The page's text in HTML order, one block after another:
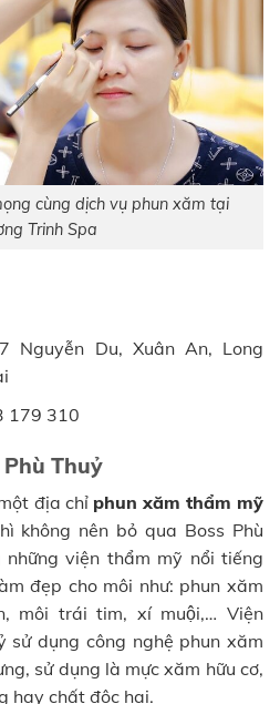
cùng dịch vụ phun xăm tại
Trinh Spa
Nguyễn Du, Xuân An, Long
179 310
Thuỷ
địa chỉ phun xăm thẩm mỹ
không nên bỏ qua Boss Phù
viện thẩm mỹ nổi tiếng
đẹp cho môi như: phun xăm
môi trái tim, xí muội,… Viện
sử dụng công nghệ phun xăm
sử dụng là mực xăm hữu cơ,
hay chất độc hại.